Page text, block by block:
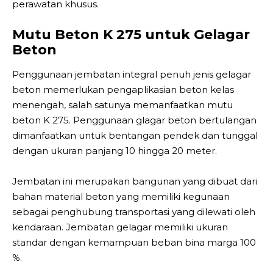
perawatan khusus.
Mutu Beton K 275 untuk Gelagar
Beton
Penggunaan jembatan integral penuh jenis gelagar
beton memerlukan pengaplikasian beton kelas
menengah, salah satunya memanfaatkan mutu
beton K 275. Penggunaan glagar beton bertulangan
dimanfaatkan untuk bentangan pendek dan tunggal
dengan ukuran panjang 10 hingga 20 meter.
Jembatan ini merupakan bangunan yang dibuat dari
bahan material beton yang memiliki kegunaan
sebagai penghubung transportasi yang dilewati oleh
kendaraan. Jembatan gelagar memiliki ukuran
standar dengan kemampuan beban bina marga 100
%.